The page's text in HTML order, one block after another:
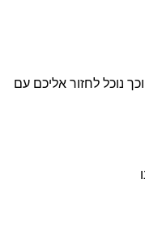
נוכל לחזור אליכם עם